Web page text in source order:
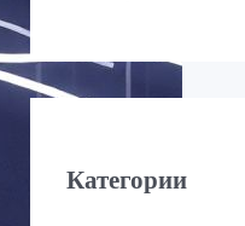
Категории